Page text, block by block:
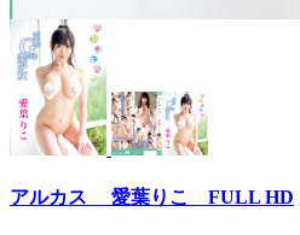
アルカス 愛葉りこ FULL HD